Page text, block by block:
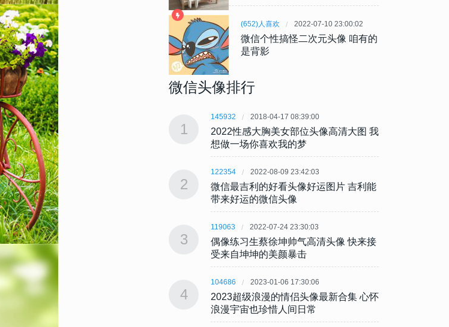
(652)人喜欢 2022-07-10 23:00:02
微信个性搞怪二次元头像 咱有的
是背影
微信头像排行
145932 2018-04-17 08:39:00
2022性感大胸美女部位头像高清大图 我
想做一场你喜欢我的梦
122354 2022-08-09 23:42:03
微信最吉利的好看头像好运图片 吉利能
带来好运的微信头像
119063 2022-07-24 23:30:03
偶像练习生蔡徐坤帅气高清头像 快来接
受来自坤坤的美颜暴击
104686
2023超级浪漫的情侣头像最新合集 心怀
浪漫宇宙也珍惜人间日常
1
145932 2018-04-17 08:39:00
2022性感大胸美女部位头像高清大图 我
想做一场你喜欢我的梦
2
122354 2022-08-09 23:42:03
微信最吉利的好看头像好运图片 吉利能
带来好运的微信头像
3
119063 2022-07-24 23:30:03
偶像练习生蔡徐坤帅气高清头像 快来接
受来自坤坤的美颜暴击
4
104686 2023-01-06 17:30:06
2023超级浪漫的情侣头像最新合集 心怀
浪漫宇宙也珍惜人间日常